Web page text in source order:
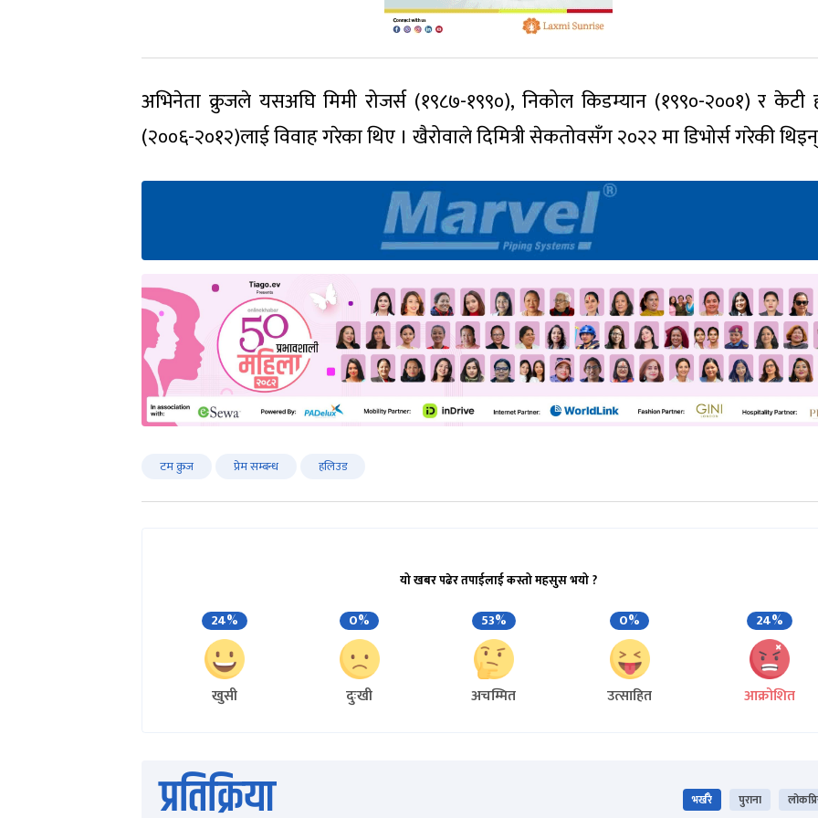
अभिनेता क्रुजले यसअघि मिमी रोजर्स (१९८७-१९९०), निकोल किडम्यान (१९९०-२००१) र केटी
(२००६-२०१२)लाई विवाह गरेका थिए । खैरोवाले दिमित्री सेकतोवसँग २०२२ मा डिभोर्स गरेकी
टम क्रुज प्रेम सम्बन्ध हलिउड
यो खबर पढेर तपाईलाई कस्तो महसुस भयो ?
24%
खुसी
0%
दुःखी
53%
अचम्मित
0%
उत्साहित
24%
आक्रोशित
प्रतिक्रिया भर्खरै पुराना